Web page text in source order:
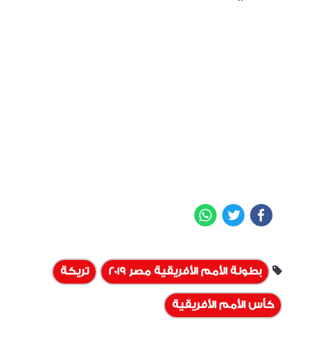
Facebook
Twitter
بطولة الأمم الأفريقية مصر 2019 تريكة
كأس الأمم الأفريقية